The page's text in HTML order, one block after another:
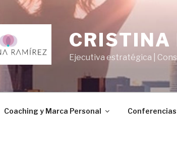
CRISTINA
Ejecutiva estratégica |
Coaching y Marca Personal